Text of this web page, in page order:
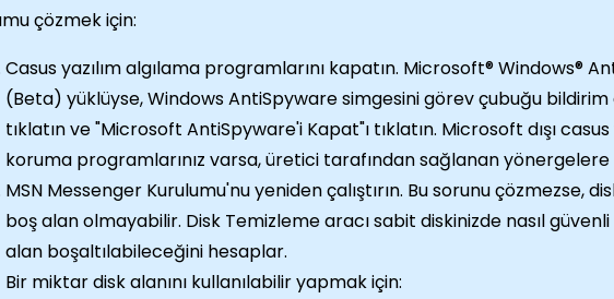
çözmek için:
Casus yazılım algılama programlarını kapatın. Microsoft® Windows®
(Beta) yüklüyse, Windows AntiSpyware simgesini görev çubuğu bildirim
tıklatın ve "Microsoft AntiSpyware'i Kapat"ı tıklatın. Microsoft dışı casus
koruma programlarınız varsa, üretici tarafından sağlanan yönergelere
MSN Messenger Kurulumu'nu yeniden çalıştırın. Bu sorunu çözmezse,
boş alan olmayabilir. Disk Temizleme aracı sabit diskinizde nasıl
alan boşaltılabileceğini hesaplar.
Bir miktar disk alanını kullanılabilir yapmak için: